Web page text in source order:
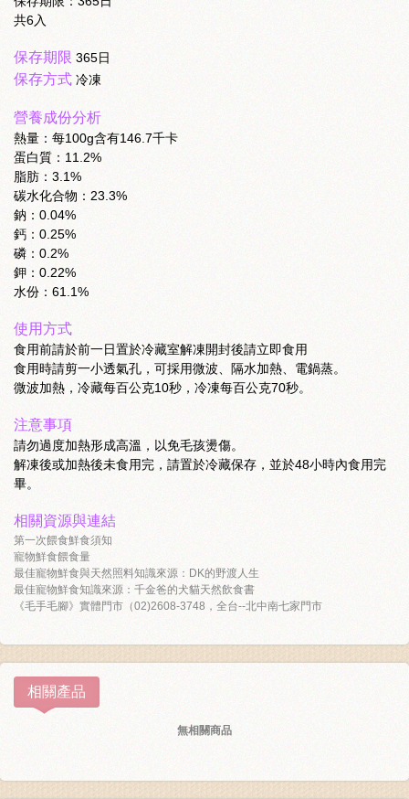
共6入
保存期限 365日
保存方式 冷凍
營養成份分析
熱量：每100g含有146.7千卡
蛋白質：11.2%
脂肪：3.1%
碳水化合物：23.3%
鈉：0.04%
鈣：0.25%
磷：0.2%
鉀：0.22%
水份：61.1%
使用方式
食用前請於前一日置於冷藏室解凍開封後請立即食用
食用時請剪一小透氣孔，可採用微波、隔水加熱、電鍋蒸。
微波加熱，冷藏每百公克10秒，冷凍每百公克70秒。
注意事項
請勿過度加熱形成高溫，以免毛孩燙傷。
解凍後或加熱後未食用完，請置於冷藏保存，並於48小時內食用完
畢。
相關資源與連結
第一次餵食鮮食須知
寵物鮮食餵食量
最佳寵物鮮食與天然照料知識來源：DK的野渡人生
最佳寵物鮮食知識來源：千金爸的犬貓天然飲食書
《毛手毛腳》實體門市（02)2608-3748，全台--北中南七家門市
相關產品
無相關商品